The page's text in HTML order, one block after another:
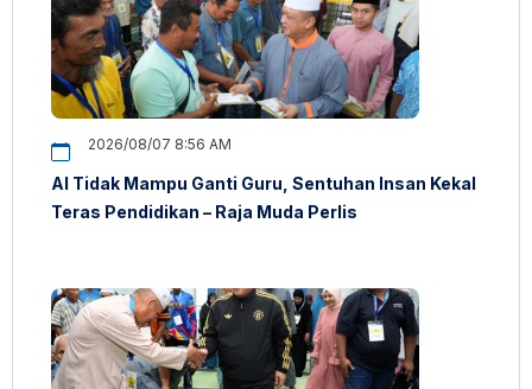
2026/08/07 8:56 AM
AI Tidak Mampu Ganti Guru, Sentuhan Insan Kekal
Teras Pendidikan – Raja Muda Perlis